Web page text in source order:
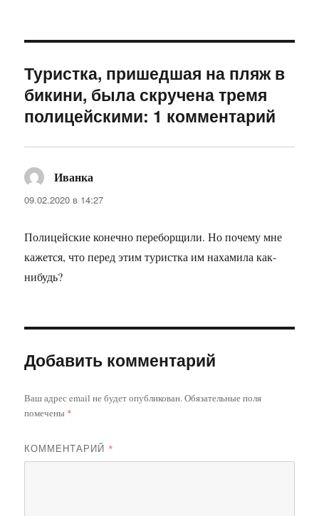
Туристка, пришедшая на пляж в
бикини, была скручена тремя
полицейскими: 1 комментарий
Иванка
09.02.2020 в 14:27
Полицейские конечно переборщили. Но почему мне
кажется, что перед этим туристка им нахамила как-
нибудь?
Добавить комментарий
Ваш адрес email не будет опубликован.Обязательные поля
помечены *
КОММЕНТАРИЙ *